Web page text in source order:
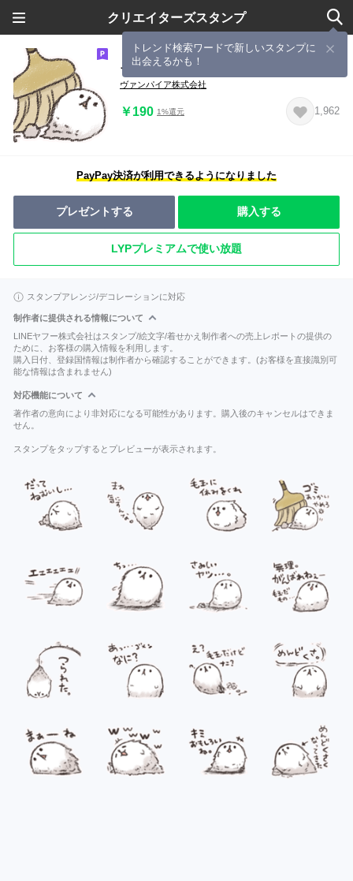
クリエイターズスタンプ
トレンド検索ワードで新しいスタンプに
出会えるかも！
イキがるけだま
ヴァンパイア株式会社
￥190 1%還元 1,962
PayPay決済が利用できるようになりました
プレゼントする 購入する
LYPプレミアムで使い放題
スタンプアレンジ/デコレーションに対応
制作者に提供される情報について
LINEヤフー株式会社はスタンプ/絵文字/着せかえ制作者への売上レポートの提供の
ために、お客様の購入情報を利用します。
購入日付、登録国情報は制作者から確認することができます。(お客様を直接識別可
能な情報は含まれません)
対応機能について
著作者の意向により非対応になる可能性があります。購入後のキャンセルはできま
せん。
スタンプをタップするとプレビューが表示されます。